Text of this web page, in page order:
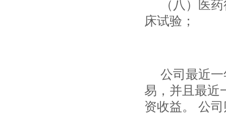
床试验；
公司最近
易，并且最近
资收益。 公